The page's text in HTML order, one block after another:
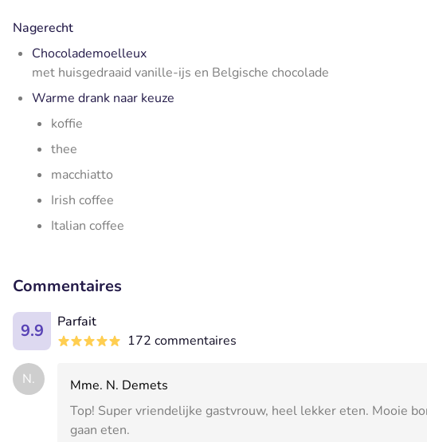
Nagerecht
Chocolademoelleux
met huisgedraaid vanille-ijs en Belgische chocolade
Warme drank naar keuze
koffie
thee
macchiatto
Irish coffee
Italian coffee
Commentaires
9.9
Parfait
172 commentaires
N.
Mme. N. Demets
Top! Super vriendelijke gastvrouw, heel lekker eten. Mooie
gaan eten.